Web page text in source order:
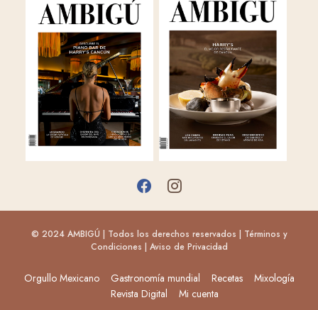
© 2024 AMBIGÚ | Todos los derechos reservados | Términos y
Condiciones
Aviso de Privacidad
Orgullo Mexicano Gastronomía mundial Recetas
Mixología
Revista Digital
Mi cuenta